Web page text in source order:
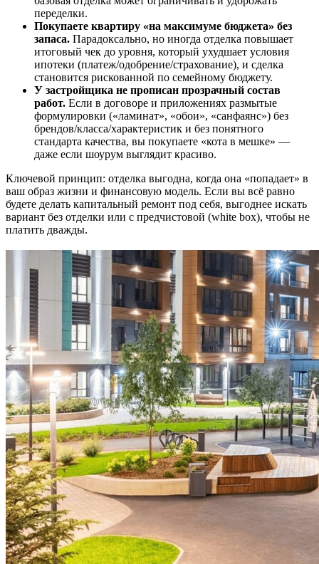
переделки.
Покупаете квартиру «на максимуме бюджета» без
запаса. Парадоксально, но иногда отделка повышает
итоговый чек до уровня, который ухудшает условия
ипотеки (платеж/одобрение/страхование), и сделка
становится рискованной по семейному бюджету.
У застройщика не прописан прозрачный состав
работ. Если в договоре и приложениях размытые
формулировки («ламинат», «обои», «санфаянс») без
брендов/класса/характеристик и без понятного
стандарта качества, вы покупаете «кота в мешке» —
даже если шоурум выглядит красиво.
Ключевой принцип: отделка выгодна, когда она «попадает» в
ваш образ жизни и финансовую модель. Если вы всё равно
будете делать капитальный ремонт под себя, выгоднее искать
вариант без отделки или с предчистовой (white box), чтобы не
платить дважды.